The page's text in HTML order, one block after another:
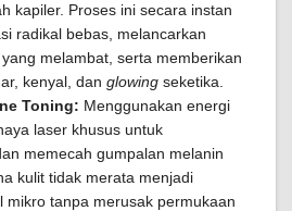
kapiler. Proses ini secara instan
radikal bebas, melancarkan
melambat, serta memberikan
kenyal, dan glowing seketika.
Toning: Menggunakan energi
laser khusus untuk
memecah gumpalan melanin
kulit tidak merata menjadi
mikro tanpa merusak permukaan